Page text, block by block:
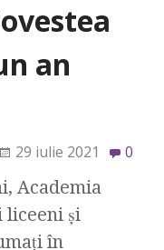
an
29 iulie 2021 0
Academia
și
în